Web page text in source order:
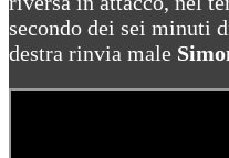
secondo dei sei minuti
destra rinvia male